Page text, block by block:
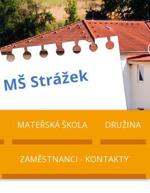
MATEŘSKÁ ŠKOLA DRUŽINA
ZAMĚSTNANCI - KONTAKTY